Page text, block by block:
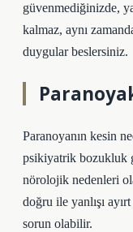
güvenmediğinizde,
kalmaz, aynı
duygular beslersiniz.
Paranoyanın kesin
psikiyatrik bozukluk
nörolojik nedenleri
doğru ile yanlışı
sorun olabilir.